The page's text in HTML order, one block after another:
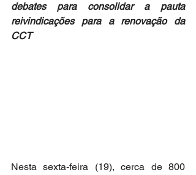
debates para consolidar a pauta
reivindicações para a renovação da
CCT
Nesta sexta-feira (19), cerca de 800